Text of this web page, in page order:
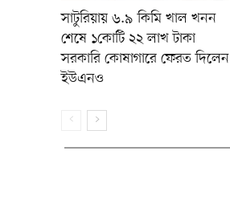
​সাটুরিয়ায় ৬.৯ কিমি খাল খনন
শেষে ১কোটি ২২ লাখ টাকা
সরকারি কোষাগারে ফেরত দিলেন
ইউএনও